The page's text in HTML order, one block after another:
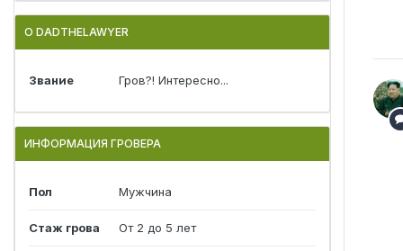
О DADTHELAWYER
Звание Гров?! Интересно...
ИНФОРМАЦИЯ ГРОВЕРА
Пол Мужчина
Стаж грова От 2 до 5 лет